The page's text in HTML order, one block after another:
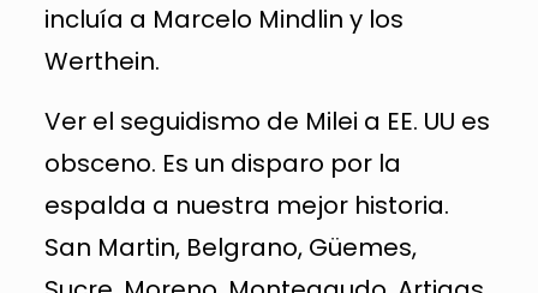
incluía a Marcelo Mindlin y los
Werthein.
Ver el seguidismo de Milei a EE. UU es
obsceno. Es un disparo por la
espalda a nuestra mejor historia.
San Martin, Belgrano, Güemes,